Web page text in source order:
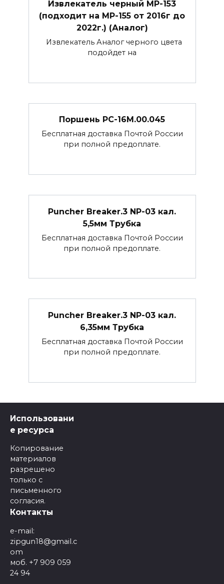
Извлекатель черный МР-153
(подходит на МР-155 от 2016г до
2022г.) (Аналог)
Извлекатель Аналог черного цвета
подойдет на
Поршень РС-16М.00.045
Бесплатная доставка Почтой России
при полной предоплате.
Puncher Breaker.3 NP-03 кал.
5,5мм Трубка
Бесплатная доставка Почтой России
при полной предоплате.
Puncher Breaker.3 NP-03 кал.
6,35мм Трубка
Бесплатная доставка Почтой России
при полной предоплате.
Использовани
е ресурса
Копирование
материалов
разрешено
только с
письменного
согласия.
Контакты
e-mail:
zipgun18@gmail.c
om
моб. +7 909 059
24 94